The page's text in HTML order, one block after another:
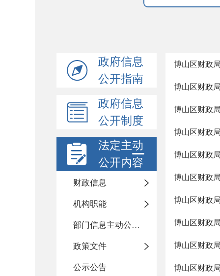
政府信息
公开指南
政府信息
公开制度
法定主动
公开内容
财政信息
机构职能
部门信息主动公开基本目录
政策文件
公示公告
博山区财政
博山区财政
博山区财政
博山区财政
博山区财政
博山区财政
博山区财政
博山区财政
博山区财政
博山区财政